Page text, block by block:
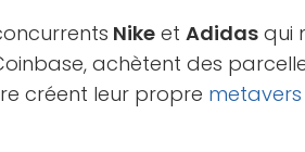
Nike etAdidas qui
achètent des
créent leur propre metavers